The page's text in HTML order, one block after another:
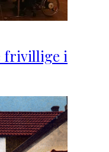
frivillige i